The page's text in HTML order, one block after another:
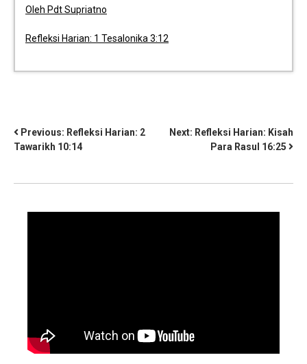
Oleh Pdt Supriatno
Refleksi Harian: 1 Tesalonika 3:12
Previous: Refleksi Harian: 2
Tawarikh 10:14
Next: Refleksi Harian: Kisah
Para Rasul 16:25